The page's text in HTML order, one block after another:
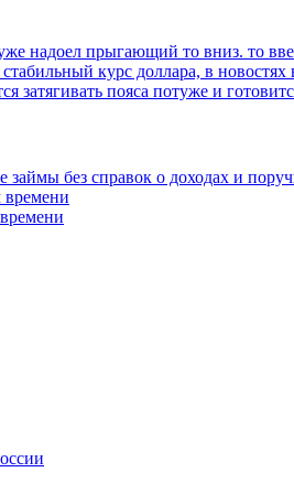
надоел прыгающий то вниз. то
курс доллара, в новостях
затягивать пояса потуже и
без справок о доходах и